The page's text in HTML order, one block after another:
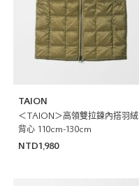
TAION
＜TAION＞高領雙拉鍊內搭羽絨
背心 110cm-130cm
NTD1,980